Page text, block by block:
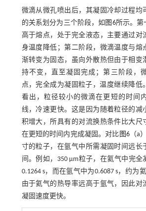
微滴从微孔喷出后，其凝固冷却过程均
的关系划分为三个阶段，如 图6所示。第
高于熔点，处于完全液态，主要通过对
身温度降低；第二阶段，微滴温度与熔
渐转变为固态，虽向外散热但由于相变
持不变，直至凝固完成；第三阶段，
点，完全成为凝固粒子，温度继续降低
看出，粒径较小的微滴在更短的时间
线，冷速更快。这是因为随着粒径的减
积增大，所具有的对流换热条件比大尺
在更短的时间内完成凝固。对比 图6（a
寸的粒子，在氩气中所需凝固时间远长
间。例如，350 µm粒子，在氦气中完全
0.1264 s，而在氩气中为0.6087 s，约为
由于氦气的热导率远高于氩气，因此对
凝固速度更快。